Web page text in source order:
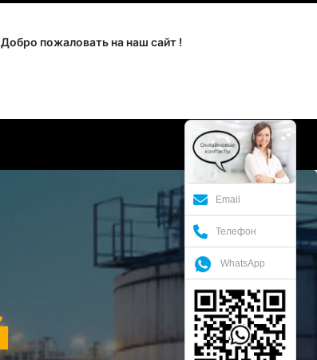
Добро пожаловать на наш сайт !
Email
Телефон
WhatsApp